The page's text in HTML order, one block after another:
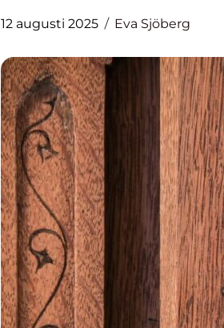
12 augusti 2025 Eva Sjöberg